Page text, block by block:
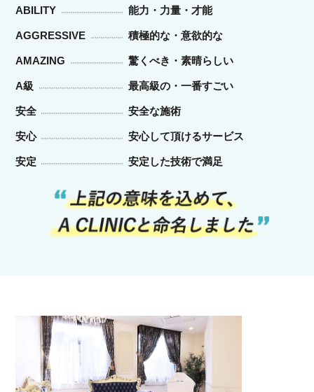
ABILITY 能力・力量・才能
AGGRESSIVE 積極的な・意欲的な
AMAZING 驚くべき・素晴らしい
A級 最高級の・一番すごい
安全 安全な施術
安心 安心して頂けるサービス
安定 安定した技術で満足